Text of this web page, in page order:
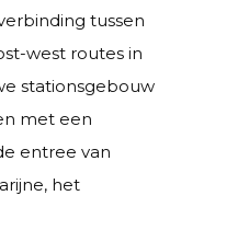
tussen
west routes in
stationsgebouw
met een
entree van
het